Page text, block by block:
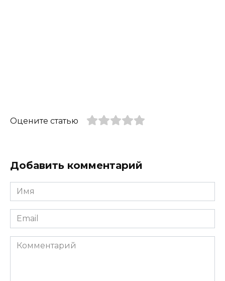
Оцените статью
Добавить комментарий
Имя
*
Email
*
Комментарий